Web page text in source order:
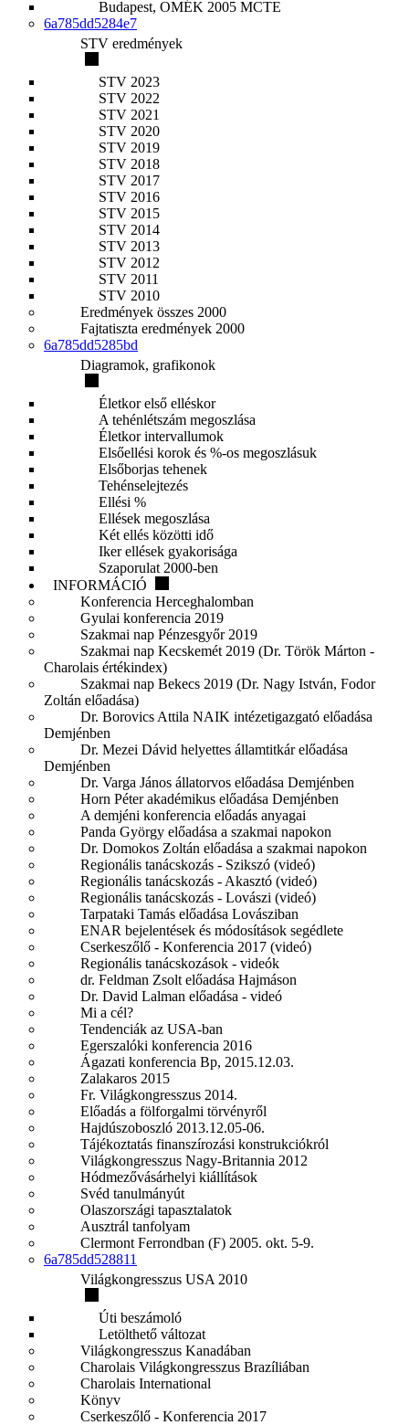
Budapest, OMÉK 2005 MCTE
6a785dd5284e7
STV eredmények
STV 2023
STV 2022
STV 2021
STV 2020
STV 2019
STV 2018
STV 2017
STV 2016
STV 2015
STV 2014
STV 2013
STV 2012
STV 2011
STV 2010
Eredmények összes 2000
Fajtatiszta eredmények 2000
6a785dd5285bd
Diagramok, grafikonok
Életkor első elléskor
A tehénlétszám megoszlása
Életkor intervallumok
Elsőellési korok és %-os megoszlásuk
Elsőborjas tehenek
Tehénselejtezés
Ellési %
Ellések megoszlása
Két ellés közötti idő
Iker ellések gyakorisága
Szaporulat 2000-ben
INFORMÁCIÓ
Konferencia Herceghalomban
Gyulai konferencia 2019
Szakmai nap Pénzesgyőr 2019
Szakmai nap Kecskemét 2019 (Dr. Török Márton -
Charolais értékindex)
Szakmai nap Bekecs 2019 (Dr. Nagy István, Fodor
Zoltán előadása)
Dr. Borovics Attila NAIK intézetigazgató előadása
Demjénben
Dr. Mezei Dávid helyettes államtitkár előadása
Demjénben
Dr. Varga János állatorvos előadása Demjénben
Horn Péter akadémikus előadása Demjénben
A demjéni konferencia előadás anyagai
Panda György előadása a szakmai napokon
Dr. Domokos Zoltán előadása a szakmai napokon
Regionális tanácskozás - Szikszó (videó)
Regionális tanácskozás - Akasztó (videó)
Regionális tanácskozás - Lovászi (videó)
Tarpataki Tamás előadása Lovásziban
ENAR bejelentések és módosítások segédlete
Cserkeszőlő - Konferencia 2017 (videó)
Regionális tanácskozások - videók
dr. Feldman Zsolt előadása Hajmáson
Dr. David Lalman előadása - videó
Mi a cél?
Tendenciák az USA-ban
Egerszalóki konferencia 2016
Ágazati konferencia Bp, 2015.12.03.
Zalakaros 2015
Fr. Világkongresszus 2014.
Előadás a fölforgalmi törvényről
Hajdúszoboszló 2013.12.05-06.
Tájékoztatás finanszírozási konstrukciókról
Világkongresszus Nagy-Britannia 2012
Hódmezővásárhelyi kiállítások
Svéd tanulmányút
Olaszországi tapasztalatok
Ausztrál tanfolyam
Clermont Ferrondban (F) 2005. okt. 5-9.
6a785dd528811
Világkongresszus USA 2010
Úti beszámoló
Letölthető változat
Világkongresszus Kanadában
Charolais Világkongresszus Brazíliában
Charolais International
Könyv
Cserkeszőlő - Konferencia 2017